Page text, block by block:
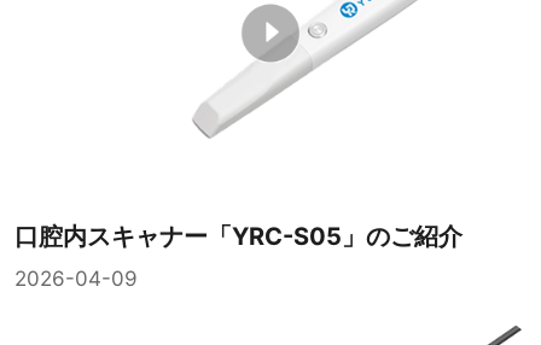
口腔内スキャナー「YRC-S05」のご紹介
2026-04-09